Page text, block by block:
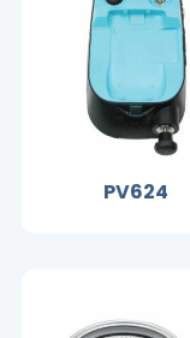
PV624